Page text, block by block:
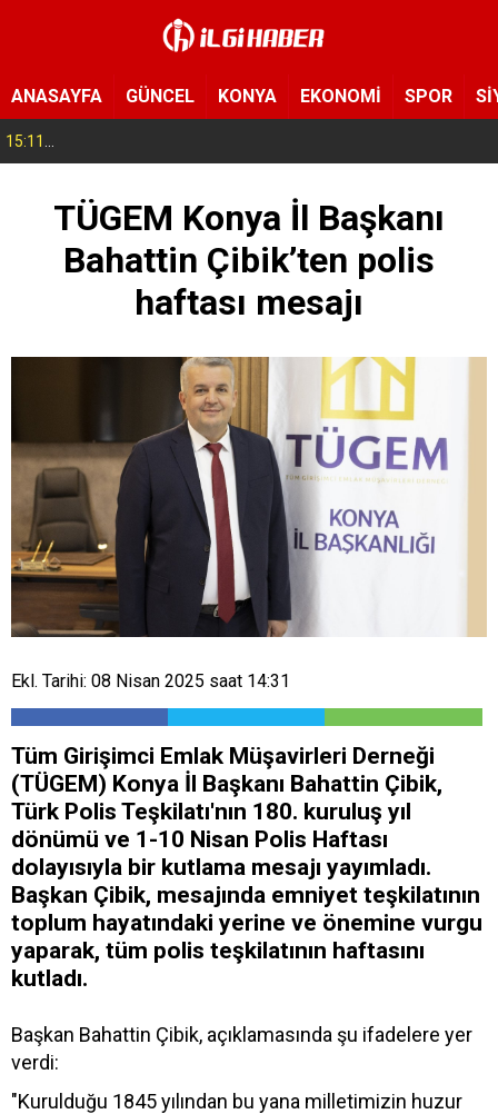
ANASAYFA GÜNCEL KONYA EKONOMİ SPOR
15:11
TÜGEM Konya İl Başkanı
Bahattin Çibik’ten polis
haftası mesajı
Ekl. Tarihi: 08 Nisan 2025 saat 14:31
Tüm Girişimci Emlak Müşavirleri Derneği
(TÜGEM) Konya İl Başkanı Bahattin Çibik,
Türk Polis Teşkilatı'nın 180. kuruluş yıl
dönümü ve 1-10 Nisan Polis Haftası
dolayısıyla bir kutlama mesajı yayımladı.
Başkan Çibik, mesajında emniyet teşkilatının
toplum hayatındaki yerine ve önemine vurgu
yaparak, tüm polis teşkilatının haftasını
kutladı.
Başkan Bahattin Çibik, açıklamasında şu ifadelere yer
verdi:
"Kurulduğu 1845 yılından bu yana milletimizin huzur